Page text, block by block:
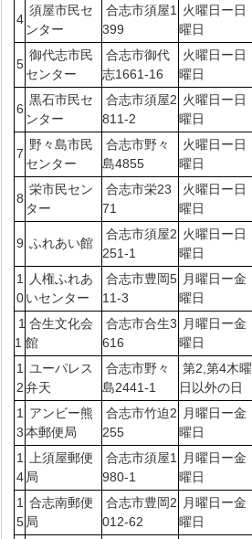
4
須屋市民セ
ンター
合志市須屋1
399
火曜日ー日
曜日
5
御代志市民
センター
合志市御代
志1661-16
火曜日ー日
曜日
6
黒石市民セ
ンター
合志市須屋2
811-2
火曜日ー日
曜日
7
野々島市民
センター
合志市野々
島4855
火曜日ー日
曜日
8
栄市民セン
ター
合志市栄23
71
火曜日ー日
曜日
9 ふれあい館
合志市須屋2
251-1
火曜日ー日
曜日
1
0
人権ふれあ
いセンター
合志市豊岡5
11-3
月曜日ー金
曜日
1
1
合生文化会
館
合志市合生3
616
月曜日ー金
曜日
1
2
ユーパレス
弁天
合志市野々
島2441-1
第2,第4木曜
日以外の日
1
3
アンビー熊
本郵便局
合志市竹迫2
255
月曜日ー金
曜日
1
4
上須屋郵便
局
合志市須屋1
980-1
月曜日ー金
曜日
1
5
合志南郵便
局
合志市豊岡2
012-62
月曜日ー金
曜日